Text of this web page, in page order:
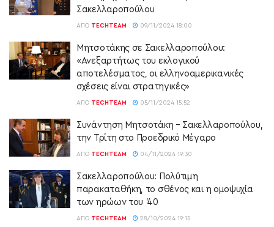
Σακελλαροπούλου
ΑΠΌ TECHTEAM 09/11/2024 18:00
Μητσοτάκης σε Σακελλαροπούλου:
«Ανεξαρτήτως του εκλογικού
αποτελέσματος, οι ελληνοαμερικανικές
σχέσεις είναι στρατηγικές»
ΑΠΌ TECHTEAM 05/11/2024 15:52
Συνάντηση Μητσοτάκη – Σακελλαροπούλου,
την Τρίτη στο Προεδρικό Μέγαρο
ΑΠΌ TECHTEAM 04/11/2024 19:30
Σακελλαροπούλου: Πολύτιμη
παρακαταθήκη, το σθένος και η ομοψυχία
των ηρώων του ’40
ΑΠΌ TECHTEAM 28/10/2024 19:15